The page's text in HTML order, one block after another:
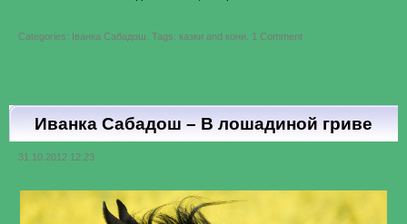
Categories: Іванка Сабадош Tags: казки and кони 1 Commenton
и
Молния)
Иванка Сабадош – В лошадиной гриве
31.10.2012 12:23